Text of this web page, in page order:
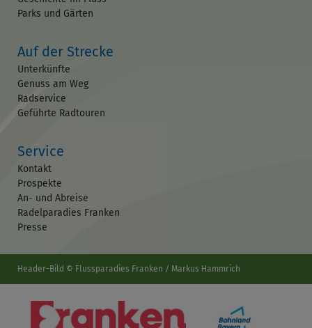
Parks und Gärten
Auf der Strecke
Unterkünfte
Genuss am Weg
Radservice
Geführte Radtouren
Service
Kontakt
Prospekte
An- und Abreise
Radelparadies Franken
Presse
Header-Bild © Flussparadies Franken / Markus Hammrich